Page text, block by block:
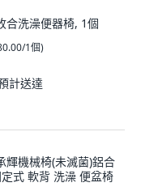
合洗澡便器椅, 1個
1個)
計送達
輝機械椅(未滅菌)鋁合
式 軟背 洗澡 便盆椅